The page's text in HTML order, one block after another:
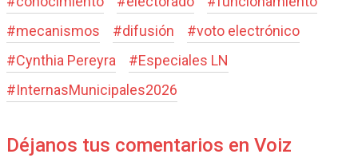
#mecanismos #difusión #voto electrónico
#Cynthia Pereyra #Especiales LN
#InternasMunicipales2026
Déjanos tus comentarios en Voiz